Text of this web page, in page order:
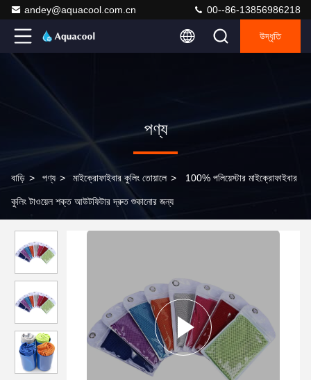
andey@aquacool.com.cn 00--86-13856986218
উদ্ধৃতি
পণ্য
বাড়ি > পণ্য > মাইক্রোফাইবার কুলিং তোয়ালে > 100% পলিয়েস্টার মাইক্রোফাইবার
কুলিং টাওয়েল শক্ত আউটফিটার দ্রুত শুকানোর জন্য